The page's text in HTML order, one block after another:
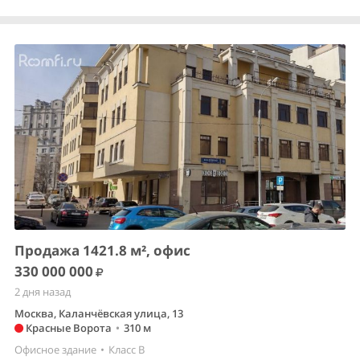
Продажа 1421.8 м², офис
330 000 000
2 дня назад
Москва, Каланчёвская улица, 13
Красные Ворота • 310 м
Офисное здание • Класс B